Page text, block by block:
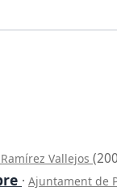
Vallejos
· Ajuntament de